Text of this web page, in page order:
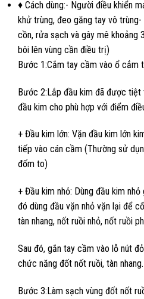
♦ Cách dùng:- Người điều khiển
khử trùng, đeo găng tay vô
cồn, rửa sạch và gây mê khoảng
bôi lên vùng cần điều trị)
Bước 1:Cắm tay cầm vào ổ cắm
Bước 2:Lắp đầu kim đã được
đầu kim cho phù hợp với điểm
+ Đầu kim lớn: Vặn đầu kim lớn
tiếp vào cán cầm (Thường sử
đốm to)
+ Đầu kim nhỏ: Dùng đầu kim
đó dùng đầu vặn nhỏ vặn lại để
tàn nhang, nốt ruồi nhỏ, nốt ruồi
Sau đó, gắn tay cầm vào lỗ nút
chức năng đốt nốt ruồi, tàn nhang.
Bước 3:Làm sạch vùng đốt nốt